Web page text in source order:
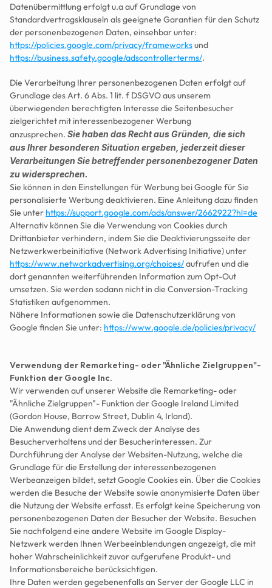
Datenübermittlung erfolgt u.a auf Grundlage von
Standardvertragsklauseln als geeignete Garantien für den Schutz
https://policies.google.com/privacy/frameworks
https://business.safety.google/adscontrollerterms/.
Die Verarbeitung Ihrer personenbezogenen Daten erfolgt auf
Grundlage des Art. 6 Abs. 1 lit. f DSGVO aus unserem
überwiegenden berechtigten Interesse die Seitenbesucher
zielgerichtet mit interessenbezogener Werbung
anzusprechen. Sie haben das Recht aus Gründen, die sich
aus Ihrer besonderen Situation ergeben, jederzeit dieser
Verarbeitungen Sie betreffender personenbezogener Daten
zu widersprechen.
Sie können in den Einstellungen für Werbung bei Google für Sie
personalisierte Werbung deaktivieren. Eine Anleitung dazu finden
Sie unter https://support.google.com/ads/answer/2662922?hl=de
Alternativ können Sie die Verwendung von Cookies durch
Drittanbieter verhindern, indem Sie die Deaktivierungsseite der
https://www.networkadvertising.org/choices/ aufrufen und die
dort genannten weiterführenden Information zum Opt-Out
umsetzen. Sie werden sodann nicht in die Conversion-Tracking
Statistiken aufgenommen.
Nähere Informationen sowie die Datenschutzerklärung von
Google finden Sie unter: https://www.google.de/policies/privacy/
Verwendung der Remarketing- oder "Ähnliche Zielgruppen"-
Funktion der Google Inc.
Wir verwenden auf unserer Website die Remarketing- oder
"Ähnliche Zielgruppen"- Funktion der Google Ireland Limited
(Gordon House, Barrow Street, Dublin 4, Irland).
Die Anwendung dient dem Zweck der Analyse des
Besucherverhaltens und der Besucherinteressen. Zur
Durchführung der Analyse der Websiten-Nutzung, welche die
Grundlage für die Erstellung der interessenbezogenen
Werbeanzeigen bildet, setzt Google Cookies ein. Über die Cookies
werden die Besuche der Website sowie anonymisierte Daten über
die Nutzung der Website erfasst. Es erfolgt keine Speicherung von
personenbezogenen Daten der Besucher der Website. Besuchen
Sie nachfolgend eine andere Website im Google Display-
Netzwerk werden Ihnen Werbeeinblendungen angezeigt, die mit
hoher Wahrscheinlichkeit zuvor aufgerufene Produkt- und
Informationsbereiche berücksichtigen.
Ihre Daten werden gegebenenfalls an Server der Google LLC in